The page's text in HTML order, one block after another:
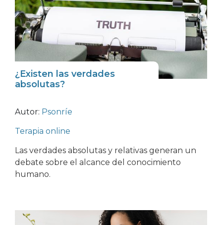
¿Existen las verdades
absolutas?
Autor: Psonríe
Terapia online
Las verdades absolutas y relativas generan un
debate sobre el alcance del conocimiento
humano.